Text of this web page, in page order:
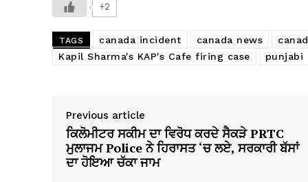
+2
TAGS canada incident canada news
Kapil Sharma's KAP's Cafe firing case
punjabi
Previous article
ਕਿਲੋਮੀਟਰ ਸਕੀਮ ਦਾ ਵਿਰੋਧ ਕਰਦੇ ਸੈਕੜੇ PRTC
ਮੁਲਾਜਮ Police ਨੇ ਹਿਰਾਸਤ ‘ਚ ਲਏ, ਸਰਕਾਰੀ ਬੱਸਾਂ
ਦਾ ਹੋਇਆ ਚੱਕਾ ਜਾਮ